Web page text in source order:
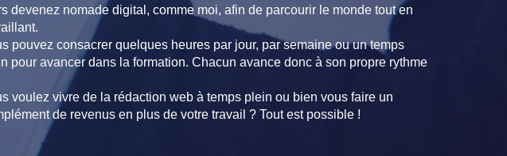
devenez nomade digital, comme moi, afin de parcourir le monde tout en
pouvez consacrer quelques heures par jour, par semaine ou un temps
pour avancer dans la formation. Chacun avance donc à son propre rythme
voulez vivre de la rédaction web à temps plein ou bien vous faire un
de revenus en plus de votre travail ? Tout est possible !